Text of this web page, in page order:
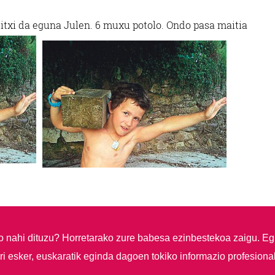
da eguna Julen. 6 muxu potolo. Ondo pasa maitia
nahi dituzu? Horretarako zure babesa ezinbestekoa zaigu.
esker, euskaratik eginda dagoen tokiko informazio